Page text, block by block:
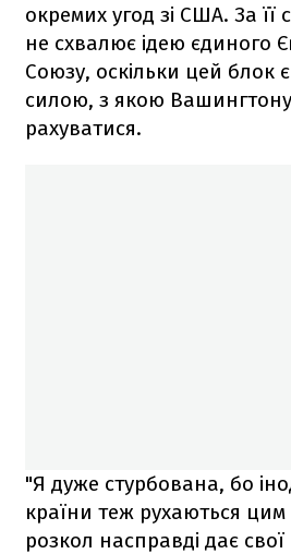
окремих угод зі США. За
не схвалює ідею єдиного
Союзу, оскільки цей блок
силою, з якою
рахуватися.
"Я дуже стурбована, бо
країни теж рухаються
розкол насправді дає